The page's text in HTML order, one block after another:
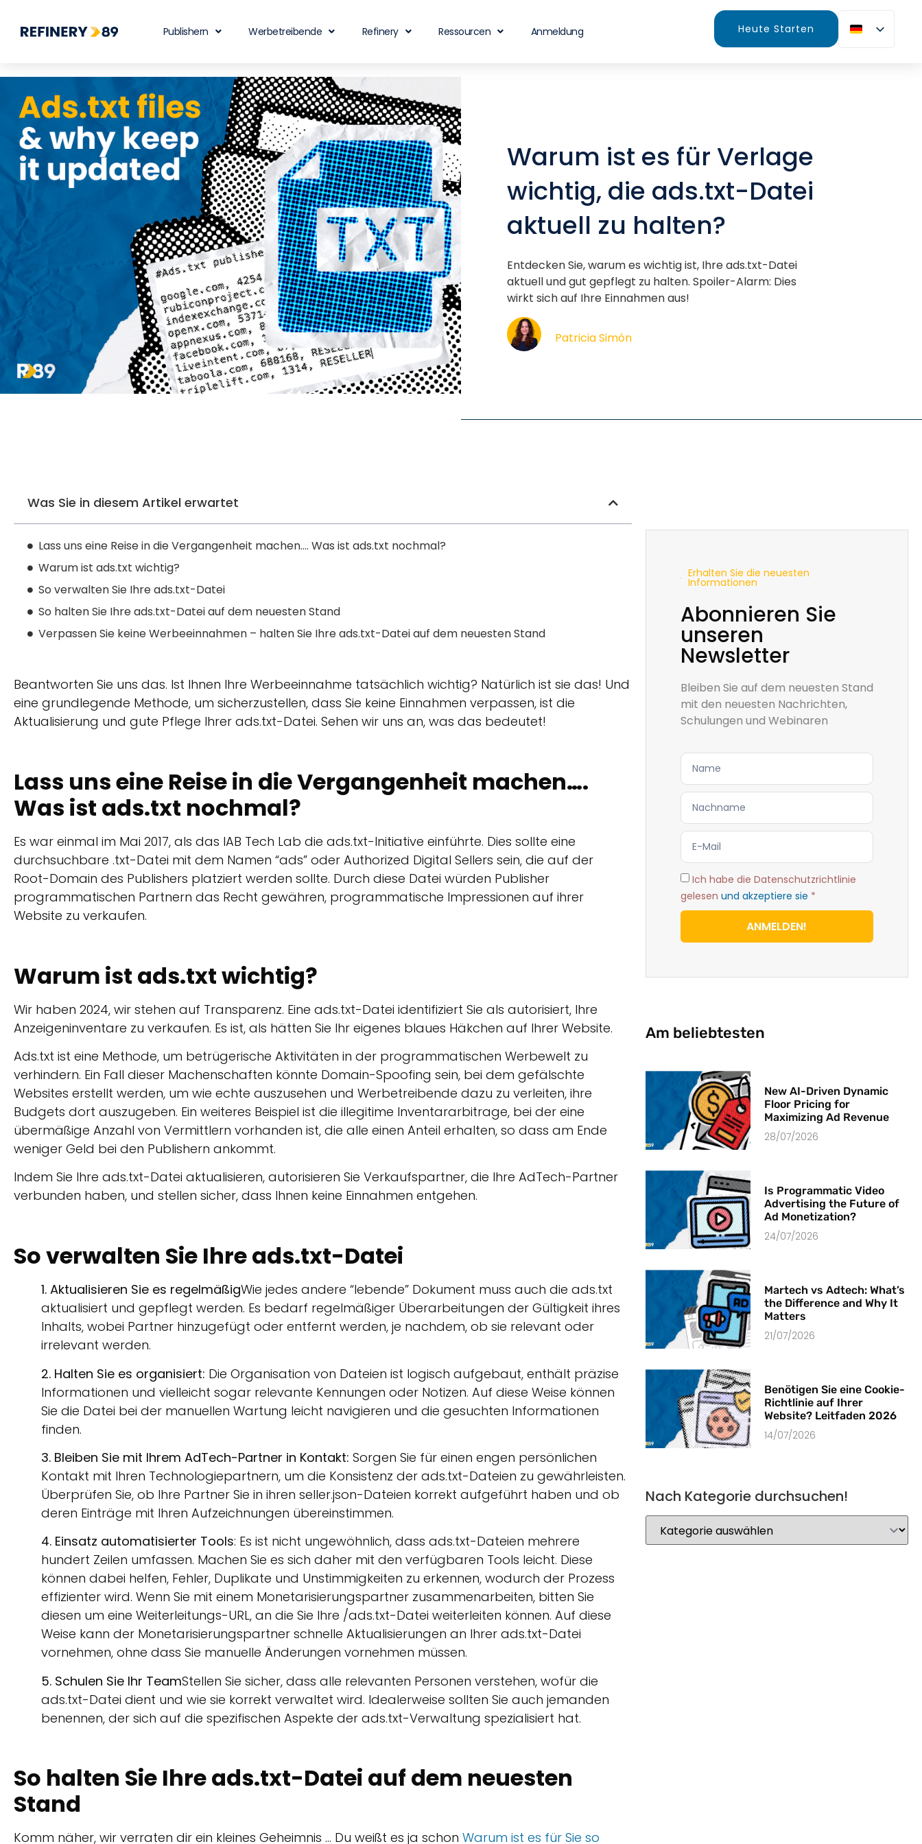
Publishern Werbetreibende Refinery Ressourcen Anmeldung Heute Starten
Warum ist es für Verlage
wichtig, die ads.txt-Datei
aktuell zu halten?
Entdecken Sie, warum es wichtig ist, Ihre ads.txt-Datei
aktuell und gut gepflegt zu halten. Spoiler-Alarm: Dies
wirkt sich auf Ihre Einnahmen aus!
Patricia Simón
Was Sie in diesem Artikel erwartet
Lass uns eine Reise in die Vergangenheit machen…. Was ist ads.txt nochmal?
Warum ist ads.txt wichtig?
So verwalten Sie Ihre ads.txt-Datei
So halten Sie Ihre ads.txt-Datei auf dem neuesten Stand
Verpassen Sie keine Werbeeinnahmen – halten Sie Ihre ads.txt-Datei auf dem neuesten Stand
Beantworten Sie uns das. Ist Ihnen Ihre Werbeeinnahme tatsächlich wichtig? Natürlich ist sie das! Und
eine grundlegende Methode, um sicherzustellen, dass Sie keine Einnahmen verpassen, ist die
Aktualisierung und gute Pflege Ihrer ads.txt-Datei. Sehen wir uns an, was das bedeutet!
Lass uns eine Reise in die Vergangenheit machen….
Was ist ads.txt nochmal?
Es war einmal im Mai 2017, als das IAB Tech Lab die ads.txt-Initiative einführte. Dies sollte eine
durchsuchbare .txt-Datei mit dem Namen “ads” oder Authorized Digital Sellers sein, die auf der
Root-Domain des Publishers platziert werden sollte. Durch diese Datei würden Publisher
programmatischen Partnern das Recht gewähren, programmatische Impressionen auf ihrer
Website zu verkaufen.
Warum ist ads.txt wichtig?
Wir haben 2024, wir stehen auf Transparenz. Eine ads.txt-Datei identifiziert Sie als autorisiert, Ihre
Anzeigeninventare zu verkaufen. Es ist, als hätten Sie Ihr eigenes blaues Häkchen auf Ihrer Website.
Ads.txt ist eine Methode, um betrügerische Aktivitäten in der programmatischen Werbewelt zu
verhindern. Ein Fall dieser Machenschaften könnte Domain-Spoofing sein, bei dem gefälschte
Websites erstellt werden, um wie echte auszusehen und Werbetreibende dazu zu verleiten, ihre
Budgets dort auszugeben. Ein weiteres Beispiel ist die illegitime Inventararbitrage, bei der eine
übermäßige Anzahl von Vermittlern vorhanden ist, die alle einen Anteil erhalten, so dass am Ende
weniger Geld bei den Publishern ankommt.
Indem Sie Ihre ads.txt-Datei aktualisieren, autorisieren Sie Verkaufspartner, die Ihre AdTech-Partner
verbunden haben, und stellen sicher, dass Ihnen keine Einnahmen entgehen.
So verwalten Sie Ihre ads.txt-Datei
1. Aktualisieren Sie es regelmäßigWie jedes andere “lebende” Dokument muss auch die ads.txt
aktualisiert und gepflegt werden. Es bedarf regelmäßiger Überarbeitungen der Gültigkeit ihres
Inhalts, wobei Partner hinzugefügt oder entfernt werden, je nachdem, ob sie relevant oder
irrelevant werden.
2. Halten Sie es organisiert: Die Organisation von Dateien ist logisch aufgebaut, enthält präzise
Informationen und vielleicht sogar relevante Kennungen oder Notizen. Auf diese Weise können
Sie die Datei bei der manuellen Wartung leicht navigieren und die gesuchten Informationen
finden.
3. Bleiben Sie mit Ihrem AdTech-Partner in Kontakt: Sorgen Sie für einen engen persönlichen
Kontakt mit Ihren Technologiepartnern, um die Konsistenz der ads.txt-Dateien zu gewährleisten.
Überprüfen Sie, ob Ihre Partner Sie in ihren seller.json-Dateien korrekt aufgeführt haben und ob
deren Einträge mit Ihren Aufzeichnungen übereinstimmen.
4. Einsatz automatisierter Tools: Es ist nicht ungewöhnlich, dass ads.txt-Dateien mehrere
hundert Zeilen umfassen. Machen Sie es sich daher mit den verfügbaren Tools leicht. Diese
können dabei helfen, Fehler, Duplikate und Unstimmigkeiten zu erkennen, wodurch der Prozess
effizienter wird. Wenn Sie mit einem Monetarisierungspartner zusammenarbeiten, bitten Sie
diesen um eine Weiterleitungs-URL, an die Sie Ihre /ads.txt-Datei weiterleiten können. Auf diese
Weise kann der Monetarisierungspartner schnelle Aktualisierungen an Ihrer ads.txt-Datei
vornehmen, ohne dass Sie manuelle Änderungen vornehmen müssen.
5. Schulen Sie Ihr TeamStellen Sie sicher, dass alle relevanten Personen verstehen, wofür die
ads.txt-Datei dient und wie sie korrekt verwaltet wird. Idealerweise sollten Sie auch jemanden
benennen, der sich auf die spezifischen Aspekte der ads.txt-Verwaltung spezialisiert hat.
So halten Sie Ihre ads.txt-Datei auf dem neuesten
Stand
Komm näher, wir verraten dir ein kleines Geheimnis … Du weißt es ja schon Warum ist es für Sie so
Erhalten Sie die neuesten
Informationen
Abonnieren Sie
unseren
Newsletter
Bleiben Sie auf dem neuesten Stand
mit den neuesten Nachrichten,
Schulungen und Webinaren
Ich habe die Datenschutzrichtlinie
gelesen und akzeptiere sie *
ANMELDEN!
Am beliebtesten
New AI-Driven Dynamic
Floor Pricing for
Maximizing Ad Revenue
28/07/2026
Is Programmatic Video
Advertising the Future of
Ad Monetization?
24/07/2026
Martech vs Adtech: What’s
the Difference and Why It
Matters
21/07/2026
Benötigen Sie eine Cookie-
Richtlinie auf Ihrer
Website? Leitfaden 2026
14/07/2026
Nach Kategorie durchsuchen!